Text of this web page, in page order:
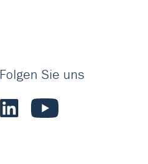
Folgen Sie uns